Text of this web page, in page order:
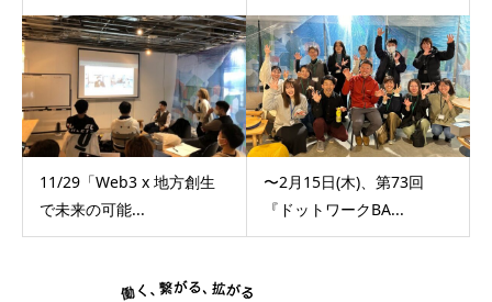
11/29「Web3 x 地方創生
で未来の可能...
〜2月15日(木)、第73回
『ドットワークBA...